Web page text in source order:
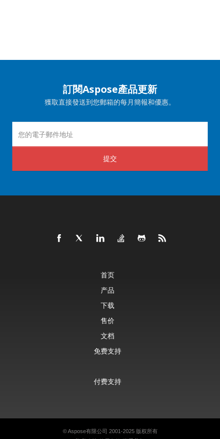
訂閱Aspose產品更新
獲取直接發送到您郵箱的每月簡報和優惠。
提交
首页
产品
下载
售价
文档
免费支持
付费支持
©Aspose有限公司 2001-2025 版权所有